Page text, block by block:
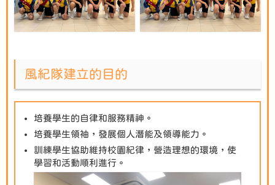
風紀隊建立的目的
培養學生的自律和服務精神。
培養學生領袖，發展個人潛能及領導能力。
訓練學生協助維持校園紀律，營造理想的環境，使
學習和活動順利進行。